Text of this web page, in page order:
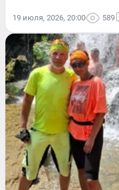
19 июля, 2026, 20:00 589